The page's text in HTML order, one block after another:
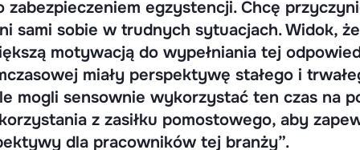
egzystencji. Chcę
sami sobie w trudnych sytuacjach. Widok,
motywacją do wypełniania tej
miały perspektywę stałego i
mogli sensownie wykorzystać ten czas na
z zasiłku pomostowego, aby
dla pracowników tej branży”.